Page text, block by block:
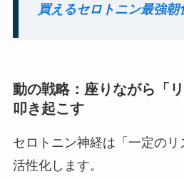
買えるセロトニン最強朝
動の戦略：座りながら「
叩き起こす
セロトニン神経は「一定の
活性化します。